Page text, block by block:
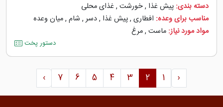
دسته بندی: پیش غذا ,خورشت , غذای محلی
مناسب برای وعده: افطاری ,پیش غذا ,دسر, شام ,میان وعده
مواد مورد نیاز: ماست ,مرغ
دستور پخت
‹
1
2
3
4
5
6
7
›